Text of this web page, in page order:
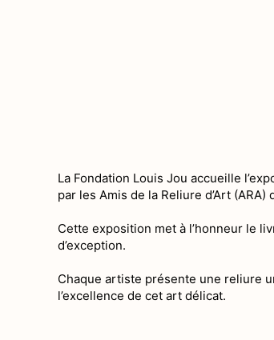
La Fondation Louis Jou accueille
par les Amis de la Reliure d’Art (ARA)
Cette exposition met à l’honneur le
d’exception.
Chaque artiste présente une reliure
l’excellence de cet art délicat.